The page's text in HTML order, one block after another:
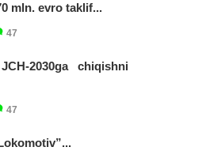
mln. evro taklif...
47
2030ga chiqishni
47